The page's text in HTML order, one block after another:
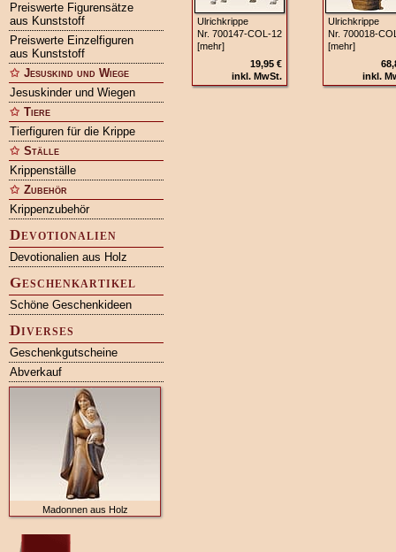
Preiswerte Figurensätze
aus Kunststoff
Preiswerte Einzelfiguren
aus Kunststoff
Jesuskind und Wiege
Jesuskinder und Wiegen
Tiere
Tierfiguren für die Krippe
Ställe
Krippenställe
Zubehör
Krippenzubehör
Devotionalien
Devotionalien aus Holz
Geschenkartikel
Schöne Geschenkideen
Diverses
Geschenkgutscheine
Abverkauf
Madonnen aus Holz
Ulrichkrippe
Nr. 700147‑COL‑12
[mehr]
19,95 €
inkl. MwSt.
Ulrichkrippe
Nr.
[mehr]
inkl.